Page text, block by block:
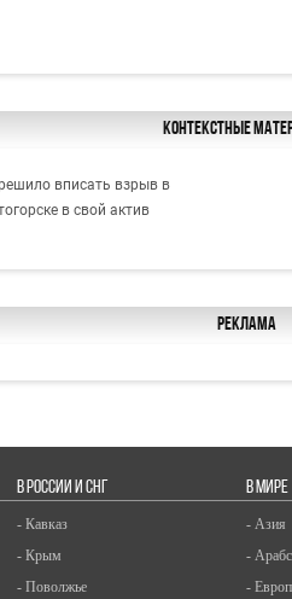
Контекстные
вписать взрыв в
в свой актив
Реклама
В РОССИИ И СНГ
- Кавказ
- Крым
- Поволжье
В МИРЕ
- Азия
-
-